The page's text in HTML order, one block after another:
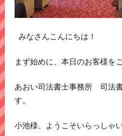
みなさんこんにちは！
まず始めに、本日のお客様を
あおい司法書士事務所 司法
す。
小池様、ようこそいらっしゃ